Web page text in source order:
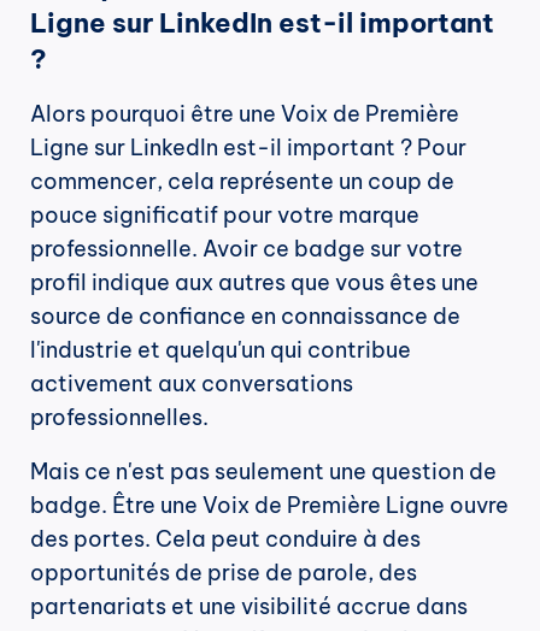
Ligne sur LinkedIn est-il important
?
Alors pourquoi être une Voix de Première
Ligne sur LinkedIn est-il important ? Pour
commencer, cela représente un coup de
pouce significatif pour votre marque
professionnelle. Avoir ce badge sur votre
profil indique aux autres que vous êtes une
source de confiance en connaissance de
l'industrie et quelqu'un qui contribue
activement aux conversations
professionnelles.
Mais ce n'est pas seulement une question de
badge. Être une Voix de Première Ligne ouvre
des portes. Cela peut conduire à des
opportunités de prise de parole, des
partenariats et une visibilité accrue dans